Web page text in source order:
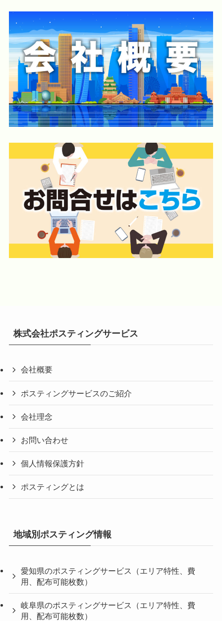
株式会社ポスティングサービス
会社概要
ポスティングサービスのご紹介
会社理念
お問い合わせ
個人情報保護方針
ポスティングとは
地域別ポスティング情報
愛知県のポスティングサービス（エリア特性、費
用、配布可能枚数）
岐阜県のポスティングサービス（エリア特性、費
用、配布可能枚数）